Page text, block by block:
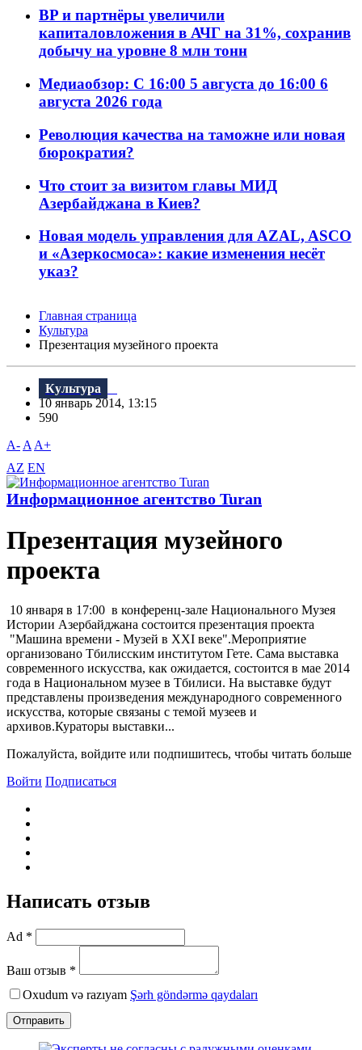
BP и партнёры увеличили
капиталовложения в АЧГ на 31%, сохранив
добычу на уровне 8 млн тонн
Медиаобзор: С 16:00 5 августа до 16:00 6
августа 2026 года
Революция качества на таможне или новая
бюрократия?
Что стоит за визитом главы МИД
Азербайджана в Киев?
Новая модель управления для AZAL, ASCO
и «Азеркосмоса»: какие изменения несёт
указ?
Главная страница
Культура
Презентация музейного проекта
Культура
10 январь 2014, 13:15
590
A- A A+
AZ EN
Информационное агентство Turan
Презентация музейного
проекта
10 января в 17:00 в конференц-зале Национального Музея
Истории Азербайджана состоится презентация проекта
"Машина времени - Музей в XXI веке".Мероприятие
организовано Тбилисским институтом Гете. Сама выставка
современного искусства, как ожидается, состоится в мае 2014
года в Национальном музее в Тбилиси. На выставке будут
представлены произведения международного современного
искусства, которые связаны с темой музеев и
архивов.Кураторы выставки...
Пожалуйста, войдите или подпишитесь, чтобы читать больше
Войти Подписаться
Написать отзыв
Ad *
Ваш отзыв *
Oxudum və razıyam Şərh göndərmə qaydaları
Отправить